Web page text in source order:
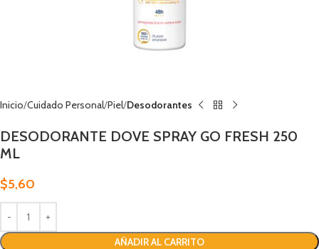
Inicio Cuidado Personal Piel Desodorantes
DESODORANTE DOVE SPRAY GO FRESH 250
ML
$5,60
AÑADIR AL CARRITO